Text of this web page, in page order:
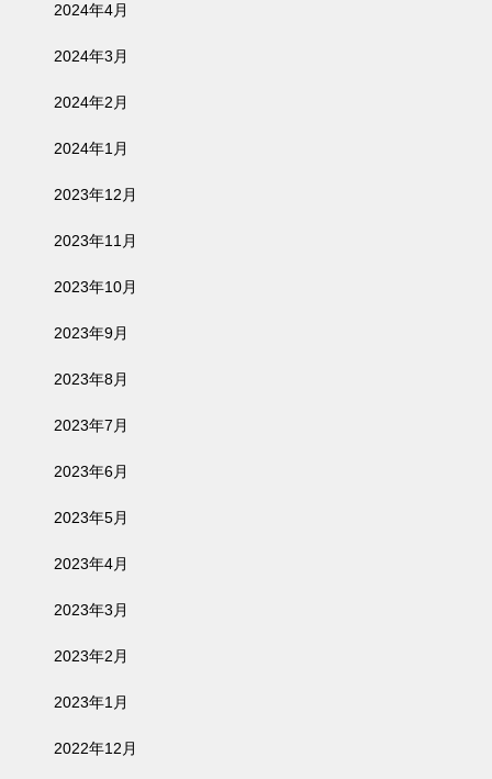
2024年4月
2024年3月
2024年2月
2024年1月
2023年12月
2023年11月
2023年10月
2023年9月
2023年8月
2023年7月
2023年6月
2023年5月
2023年4月
2023年3月
2023年2月
2023年1月
2022年12月